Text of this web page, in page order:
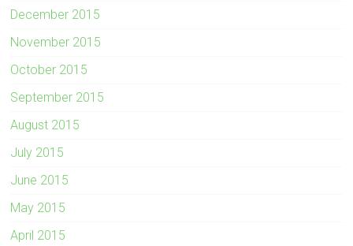
December 2015
November 2015
October 2015
September 2015
August 2015
July 2015
June 2015
May 2015
April 2015